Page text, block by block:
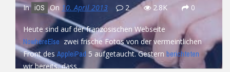
In iOS On 10. April 2013 2 2.8K 0
Heute sind auf der französischen Webseite
NowhereElse zwei frische Fotos von der vermeintlichen
Front des AppleiPad 5 aufgetaucht. Gestern berichteten
wir bereits, dass...